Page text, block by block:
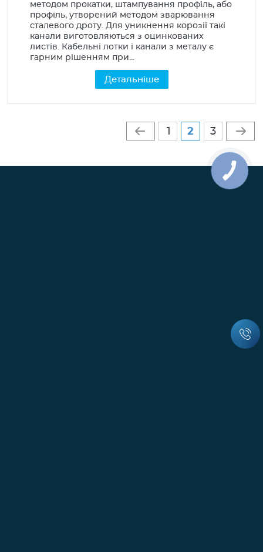
методом прокатки, штампування профіль, або
профіль, утворений методом зварювання
сталевого дроту. Для уникнення корозії такі
канали виготовляються з оцинкованих
листів. Кабельні лотки і канали з металу є
гарним рішенням при...
Детальніше
1 2 3